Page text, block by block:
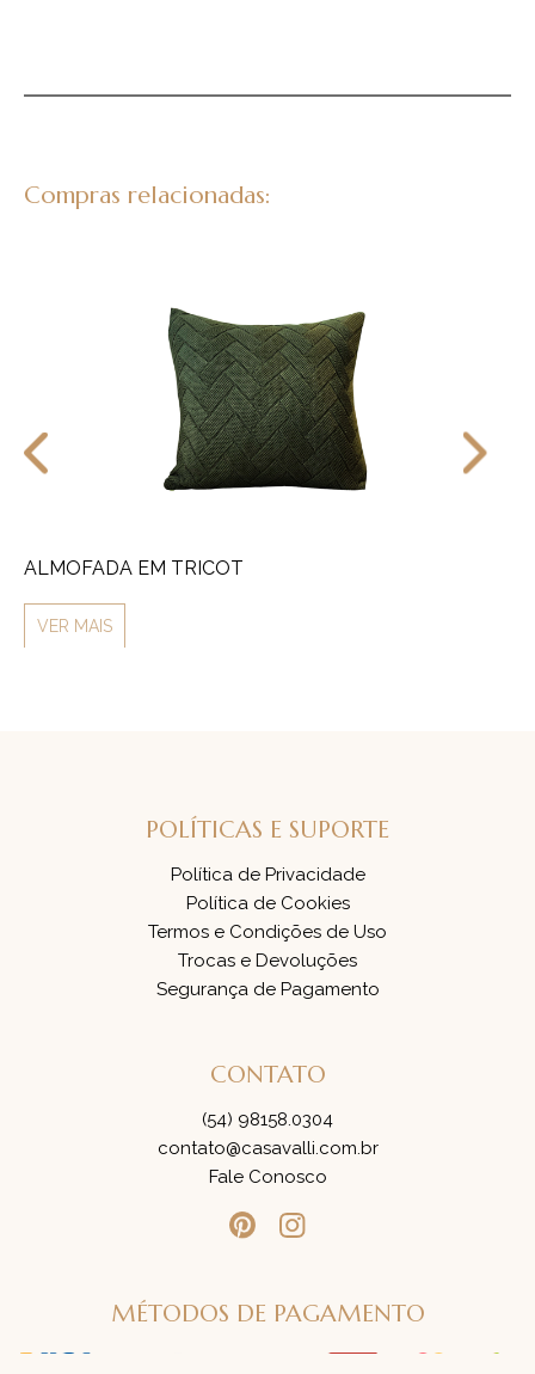
Compras relacionadas:
ALMOFADA EM TRICOT
VER MAIS
POLÍTICAS E SUPORTE
Política de Privacidade
Política de Cookies
Termos e Condições de Uso
Trocas e Devoluções
Segurança de Pagamento
CONTATO
(54) 98158.0304
contato@casavalli.com.br
Fale Conosco
MÉTODOS DE PAGAMENTO